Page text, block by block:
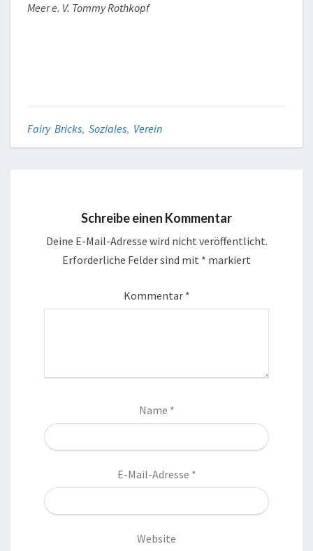
Meer e. V. Tommy Rothkopf
Fairy Bricks, Soziales, Verein
Schreibe einen Kommentar
Deine E-Mail-Adresse wird nicht veröffentlicht.
Erforderliche Felder sind mit * markiert
Kommentar *
Name *
E-Mail-Adresse *
Website